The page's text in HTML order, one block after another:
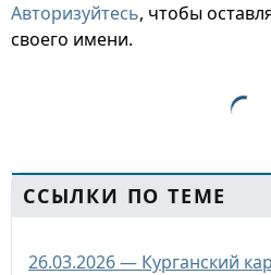
Авторизуйтесь, чтобы
своего имени.
ССЫЛКИ ПО ТЕМЕ
26.03.2026 — Курганский